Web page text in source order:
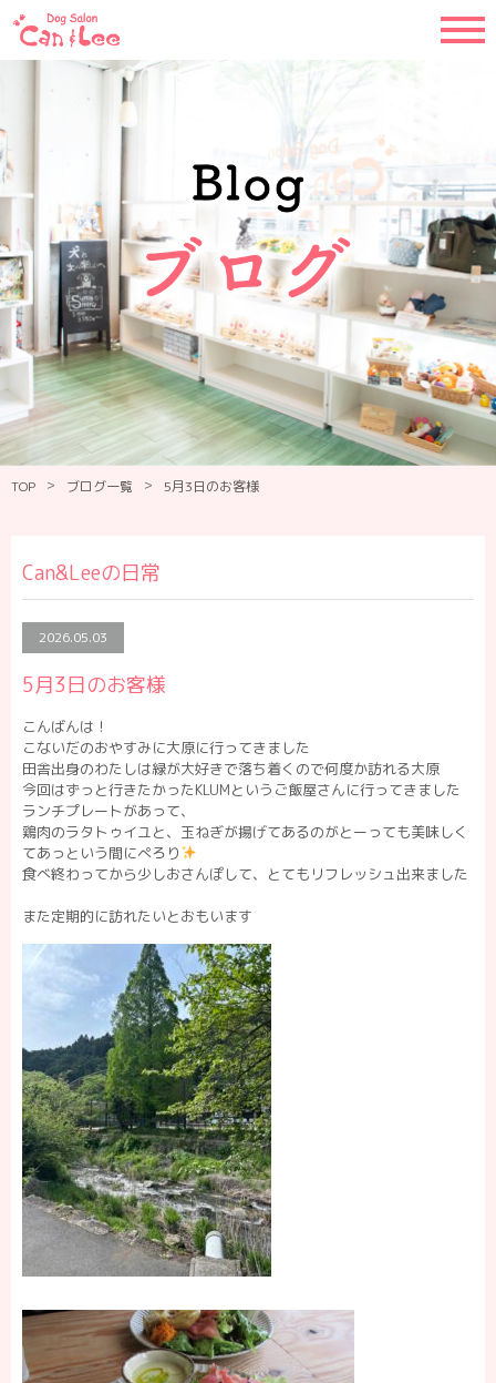
TOP > ブログ一覧 > 5月3日のお客様
Can&Leeの日常
2026.05.03
5月3日のお客様
こんばんは！
こないだのおやすみに大原に行ってきました
田舎出身のわたしは緑が大好きで落ち着くので何度か訪れる大原
今回はずっと行きたかったKLUMというご飯屋さんに行ってきました
ランチプレートがあって、
鶏肉のラタトゥイユと、玉ねぎが揚げてあるのがとーっても美味しく
てあっという間にぺろり
食べ終わってから少しおさんぽして、とてもリフレッシュ出来ました
また定期的に訪れたいとおもいます